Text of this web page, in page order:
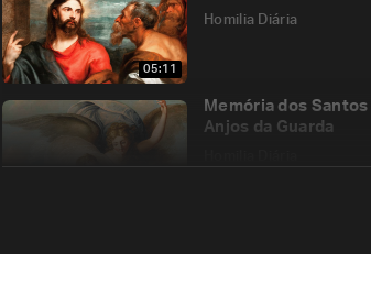
05:11
Homilia Diária
Memória dos Santos
Anjos da Guarda